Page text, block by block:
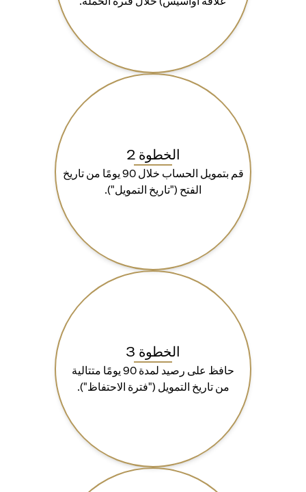
الخطوة 2
قم بتمويل الحساب خلال 90 يومًا من تاريخ
الفتح ("تاريخ التمويل").
الخطوة 3
حافظ على رصيد لمدة 90 يومًا متتالية
من تاريخ التمويل ("فترة الاحتفاظ").